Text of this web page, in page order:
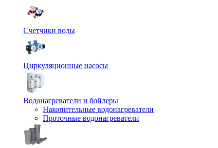
Счетчики воды
Циркуляционные насосы
Водонагреватели и бойлеры
Накопительные водонагреватели
Проточные водонагреватели